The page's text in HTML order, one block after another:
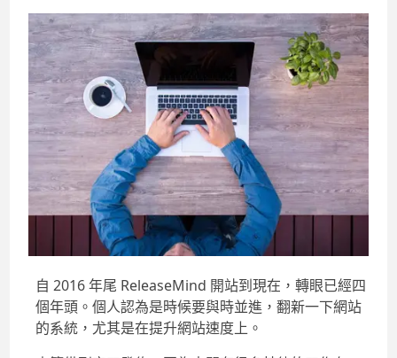
自 2016 年尾 ReleaseMind 開站到現在，轉眼已經四
個年頭。個人認為是時候要與時並進，翻新一下網站
的系統，尤其是在提升網站速度上。